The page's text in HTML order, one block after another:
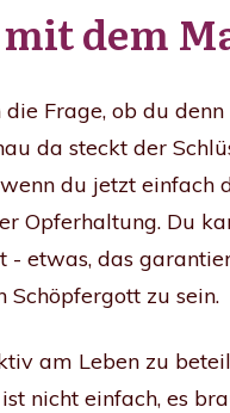
dem
Frage, ob du
da steckt der
du jetzt einfach
Opferhaltung. Du
- etwas, das
Schöpfergott zu sein.
am Leben zu
nicht einfach, es